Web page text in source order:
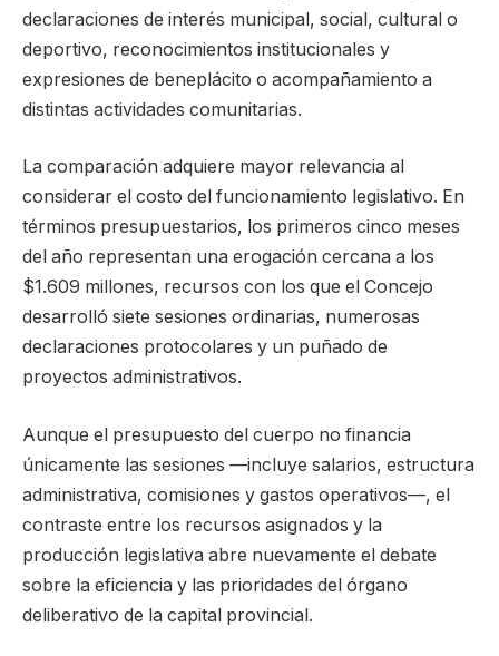
declaraciones de interés municipal, social, cultural o
deportivo, reconocimientos institucionales y
expresiones de beneplácito o acompañamiento a
distintas actividades comunitarias.
La comparación adquiere mayor relevancia al
considerar el costo del funcionamiento legislativo. En
términos presupuestarios, los primeros cinco meses
del año representan una erogación cercana a los
$1.609 millones, recursos con los que el Concejo
desarrolló siete sesiones ordinarias, numerosas
declaraciones protocolares y un puñado de
proyectos administrativos.
Aunque el presupuesto del cuerpo no financia
únicamente las sesiones —incluye salarios, estructura
administrativa, comisiones y gastos operativos—, el
contraste entre los recursos asignados y la
producción legislativa abre nuevamente el debate
sobre la eficiencia y las prioridades del órgano
deliberativo de la capital provincial.